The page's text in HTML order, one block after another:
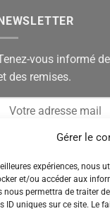
Gérer le
expériences, nous
et/ou accéder aux
nous permettra de traiter
ID uniques sur ce site. Le
vous informé
des remises.